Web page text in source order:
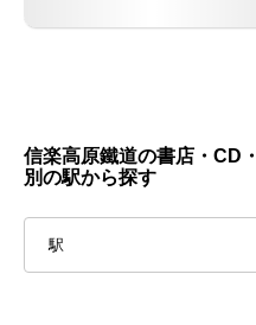
信楽高原鐵道の書店・CD
別の駅から探す
駅